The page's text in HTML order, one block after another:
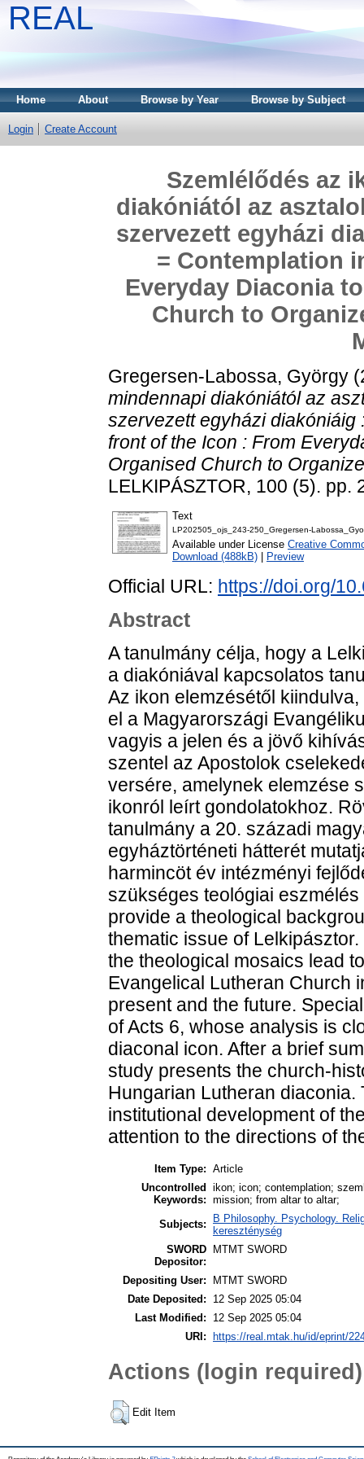
REAL
Home About Browse by Year Browse by Subject
Login Create Account
Szemlélődés az
diakóniától az
szervezett egyházi
= Contemplation
Everyday Diaconia
Church to
Gregersen-Labossa, György
mindennapi diakóniától az
szervezett egyházi diakóniáig
front of the Icon : From
Organised Church to
LELKIPÁSZTOR, 100 (5). pp.
Text
LP202505_ojs_243-250_Gregersen-
Available under License Creative
Download (488kB)
Preview
Official URL: https://doi.org/
Abstract
A tanulmány célja, hogy a
a diakóniával kapcsolatos
Az ikon elemzésétől
el a Magyarországi
vagyis a jelen és a jövő
szentel az Apostolok
versére, amelynek elemzése
ikonról leírt gondolatokhoz.
tanulmány a 20. századi
egyháztörténeti hátterét
harmincöt év intézményi
szükséges teológiai
provide a theological
thematic issue of
the theological mosaics lead
Evangelical Lutheran Church
present and the future.
of Acts 6, whose analysis is
diaconal icon. After a brief
study presents the church-
Hungarian Lutheran
institutional development of
attention to the directions of
Item Type: Article
Uncontrolled
Keywords:
ikon; icon; contemplation;
mission; from altar to altar;
Subjects:
B Philosophy. Psychology.
kereszténység
SWORD
Depositor:
MTMT SWORD
Depositing User:
MTMT SWORD
Date Deposited:
12 Sep 2025 05:04
Last Modified:
12 Sep 2025 05:04
URI:
https://real.mtak.hu/id/eprint/
Actions (login required)
Edit Item